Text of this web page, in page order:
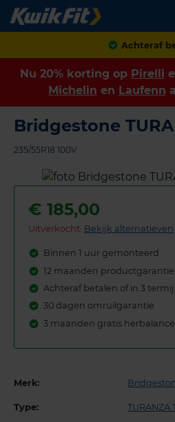
Achteraf
Nu 20% korting op Pirelli
Michelin en Laufenn
Bridgestone
235/55R18 100V
€ 185,00
Uitverkocht: Bekijk alternatieven
Binnen 1 uur gemonteerd
12 maanden productgarantie
Achteraf betalen of in 3
30 dagen omruilgarantie
3 maanden gratis
Merk:
Type: TURANZA